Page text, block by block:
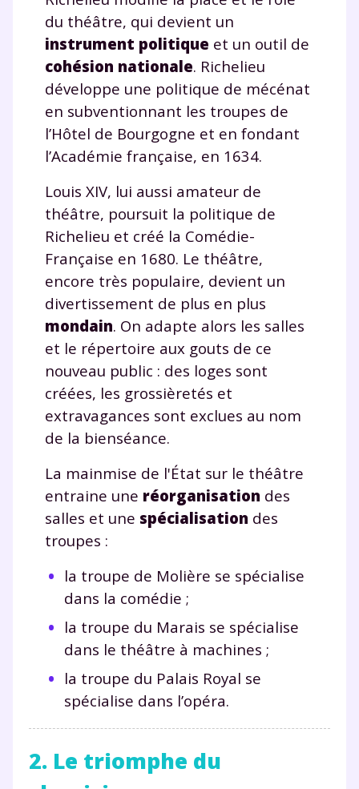
du théâtre, qui devient un
instrument politique et un outil de
cohésion nationale. Richelieu
développe une politique de mécénat
en subventionnant les troupes de
l’Hôtel de Bourgogne et en fondant
l’Académie française, en 1634.
Louis XIV, lui aussi amateur de
théâtre, poursuit la politique de
Richelieu et créé la Comédie-
Française en 1680. Le théâtre,
encore très populaire, devient un
divertissement de plus en plus
mondain. On adapte alors les salles
et le répertoire aux gouts de ce
nouveau public : des loges sont
créées, les grossièretés et
extravagances sont exclues au nom
de la bienséance.
La mainmise de l'État sur le théâtre
entraine une réorganisation des
salles et une spécialisation des
troupes :
la troupe de Molière se spécialise
dans la comédie ;
la troupe du Marais se spécialise
dans le théâtre à machines ;
la troupe du Palais Royal se
spécialise dans l’opéra.
2. Le triomphe du